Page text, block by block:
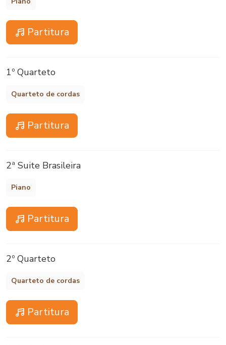
Partitura
1º Quarteto
Quarteto de cordas
Partitura
2ª Suite Brasileira
Piano
Partitura
2º Quarteto
Quarteto de cordas
Partitura